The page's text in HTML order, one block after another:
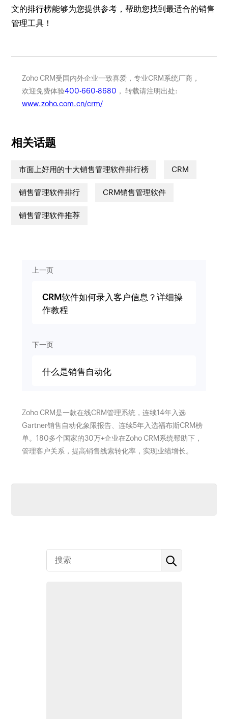
文的排行榜能够为您提供参考，帮助您找到最适合的销售
管理工具！
Zoho CRM受国内外企业一致喜爱，专业CRM系统厂商，
欢迎免费体验400-660-8680 ， 转载请注明出处:
www.zoho.com.cn/crm/
相关话题
市面上好用的十大销售管理软件排行榜 CRM
销售管理软件排行 CRM销售管理软件
销售管理软件推荐
上一页
CRM软件如何录入客户信息？详细操
作教程
下一页
什么是销售自动化
Zoho CRM是一款在线CRM管理系统，连续14年入选
Gartner销售自动化象限报告、连续5年入选福布斯CRM榜
单。180多个国家的30万+企业在Zoho CRM系统帮助下，
管理客户关系，提高销售线索转化率，实现业绩增长。